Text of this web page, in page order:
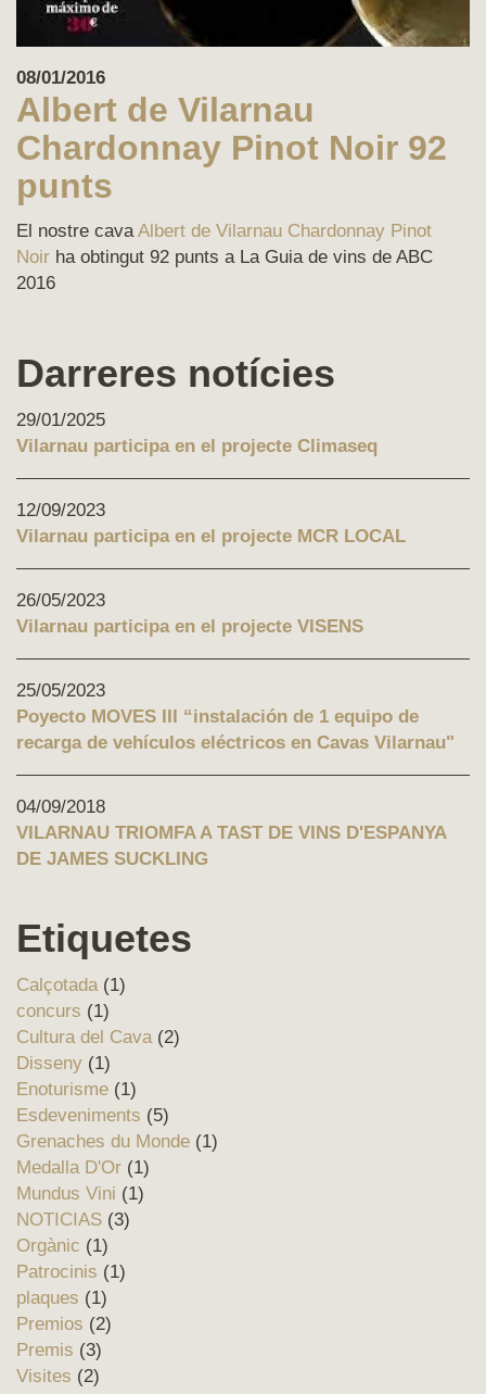
08/01/2016
Albert de Vilarnau
Chardonnay Pinot Noir 92
punts
El nostre cavaAlbert de Vilarnau Chardonnay Pinot
Noir ha obtingut 92 punts a La Guia de vins de ABC
2016
Darreres notícies
29/01/2025
Vilarnau participa en el projecte Climaseq
12/09/2023
Vilarnau participa en el projecte MCR LOCAL
26/05/2023
Vilarnau participa en el projecte VISENS
25/05/2023
Poyecto MOVES III “instalación de 1 equipo de
recarga de vehículos eléctricos en Cavas Vilarnau"
04/09/2018
VILARNAU TRIOMFA A TAST DE VINS D'ESPANYA
DE JAMES SUCKLING
Etiquetes
Calçotada (1)
concurs (1)
Cultura del Cava (2)
Disseny (1)
Enoturisme (1)
Esdeveniments (5)
Grenaches du Monde (1)
Medalla D'Or (1)
Mundus Vini (1)
NOTICIAS (3)
Orgànic (1)
Patrocinis (1)
plaques (1)
Premios (2)
Premis (3)
Visites (2)